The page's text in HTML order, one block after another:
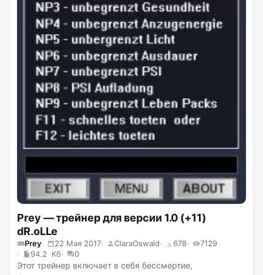
Prey — трейнер для версии 1.0 (+11)
dR.oLLe
Prey 22 Мая 2017 ClaraOswald 678
7129
94.2 Кб
0
Этот трейнер включает в себя бессмертие,